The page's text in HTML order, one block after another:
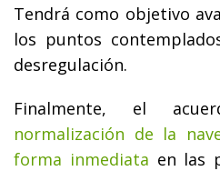
Tendrá como objetivo
los puntos
desregulación.
Finalmente, el
normalización de la
forma inmediata en las